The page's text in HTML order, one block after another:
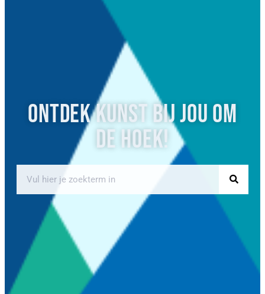
Ontdek kunst bij jou om
de hoek!